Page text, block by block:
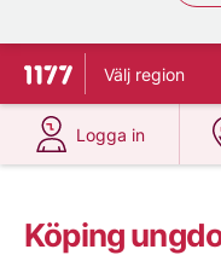
Till startsidan för 1177
Välj region
Logga in
på 1177.se
Köping